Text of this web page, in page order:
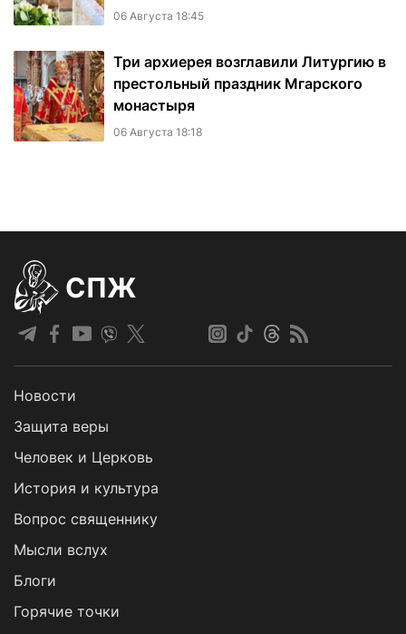
06 Августа 18:45
Три архиерея возглавили Литургию в
престольный праздник Мгарского
монастыря
06 Августа 18:18
СПЖ
Новости
Защита веры
Человек и Церковь
История и культура
Вопрос священнику
Мысли вслух
Блоги
Горячие точки